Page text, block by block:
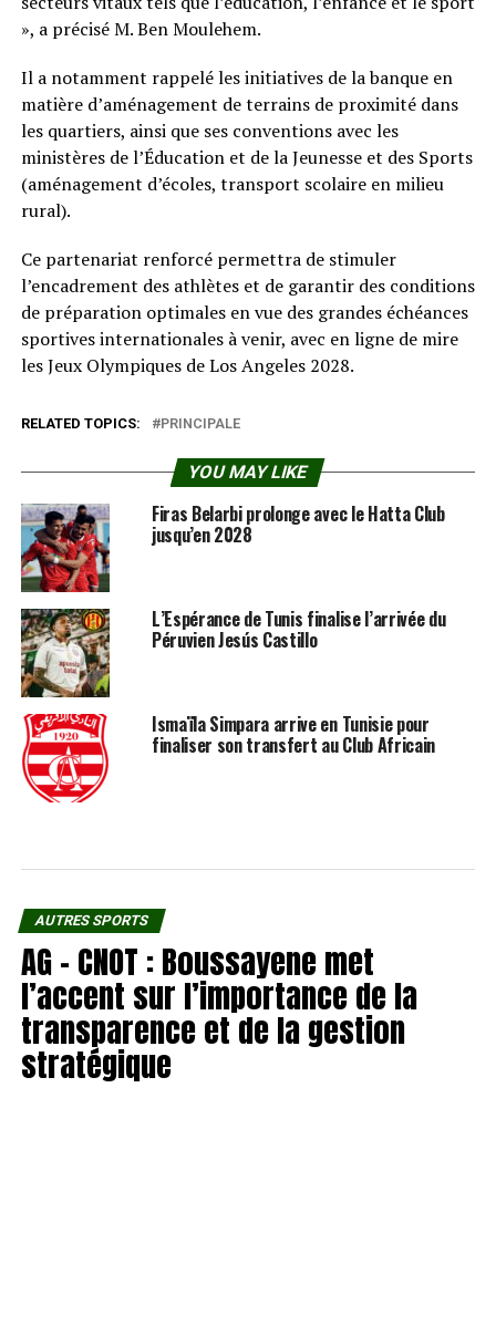
», a précisé M. Ben Moulehem.
Il a notamment rappelé les initiatives de la banque en
matière d’aménagement de terrains de proximité dans
les quartiers, ainsi que ses conventions avec les
ministères de l’Éducation et de la Jeunesse et des Sports
(aménagement d’écoles, transport scolaire en milieu
rural).
Ce partenariat renforcé permettra de stimuler
l’encadrement des athlètes et de garantir des conditions
de préparation optimales en vue des grandes échéances
sportives internationales à venir, avec en ligne de mire
les Jeux Olympiques de Los Angeles 2028.
RELATED TOPICS: PRINCIPALE
YOU MAY LIKE
Firas Belarbi prolonge avec le Hatta Club
jusqu’en 2028
L’Espérance de Tunis finalise l’arrivée du
Péruvien Jesús Castillo
Ismaïla Simpara arrive en Tunisie pour
finaliser son transfert au Club Africain
AUTRES SPORTS
AG – CNOT : Boussayene met
l’accent sur l’importance de la
transparence et de la gestion
stratégique